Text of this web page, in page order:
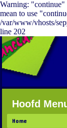
Warning:
mean to use
/var/www/vhosts/
line 202
Hoofd
Home